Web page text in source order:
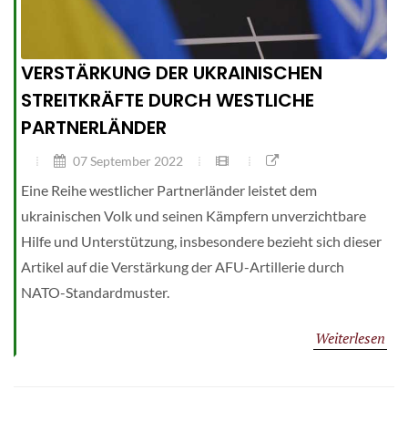
VERSTÄRKUNG DER UKRAINISCHEN
STREITKRÄFTE DURCH WESTLICHE
PARTNERLÄNDER
07 September 2022
Eine Reihe westlicher Partnerländer leistet dem
ukrainischen Volk und seinen Kämpfern unverzichtbare
Hilfe und Unterstützung, insbesondere bezieht sich dieser
Artikel auf die Verstärkung der AFU-Artillerie durch
NATO-Standardmuster.
Weiterlesen